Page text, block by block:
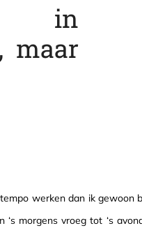
in
maar
werken dan ik gewoon
‘s morgens vroeg tot ‘s